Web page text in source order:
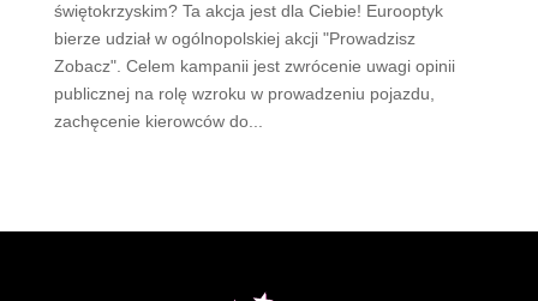
świętokrzyskim? Ta akcja jest dla Ciebie! Eurooptyk
bierze udział w ogólnopolskiej akcji "Prowadzisz
Zobacz". Celem kampanii jest zwrócenie uwagi opinii
publicznej na rolę wzroku w prowadzeniu pojazdu,
zachęcenie kierowców do...